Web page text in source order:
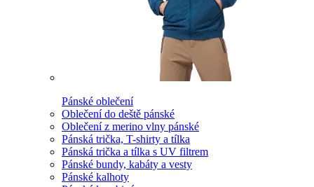
Pánské oblečení
Oblečení do deště pánské
Oblečení z merino vlny pánské
Pánská trička, T-shirty a tílka
Pánská trička a tílka s UV filtrem
Pánské bundy, kabáty a vesty
Pánské kalhoty